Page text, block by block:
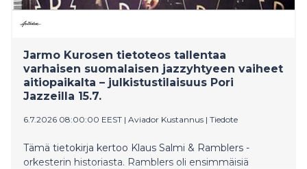
Jarmo Kurosen tietoteos tallentaa
varhaisen suomalaisen jazzyhtyeen vaiheet
aitiopaikalta – julkistustilaisuus Pori
Jazzeilla 15.7.
6.7.2026 08:00:00 EEST | Aviador Kustannus | Tiedote
Tämä tietokirja kertoo Klaus Salmi & Ramblers -
orkesterin historiasta. Ramblers oli ensimmäisiä